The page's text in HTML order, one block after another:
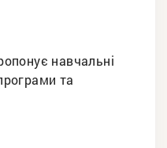
навчальні
та